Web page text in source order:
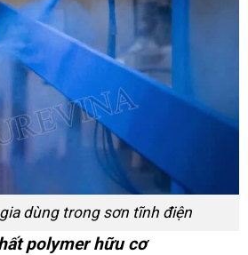
dùng trong sơn tĩnh điện
polymer hữu cơ